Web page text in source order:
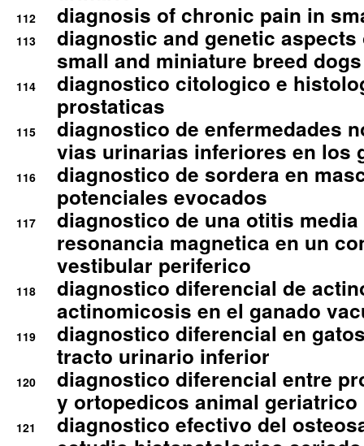
112 diagnosis of chronic pain in
113
diagnostic and genetic
small and miniature breed
114
diagnostico citologico e
prostaticas
115
diagnostico de enfermedades
vias urinarias inferiores en los
116
diagnostico de sordera en
potenciales evocados
117
diagnostico de una otitis
resonancia magnetica en un
vestibular periferico
118
diagnostico diferencial de
actinomicosis en el ganado
119
diagnostico diferencial en
tracto urinario inferior
120
diagnostico diferencial entre
y ortopedicos animal geriatrico
121
diagnostico efectivo del